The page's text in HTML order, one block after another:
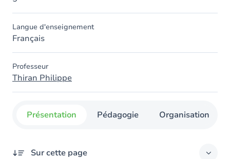
Langue d'enseignement
Français
Professeur
Thiran Philippe
Présentation Pédagogie Organisation
Sur cette page